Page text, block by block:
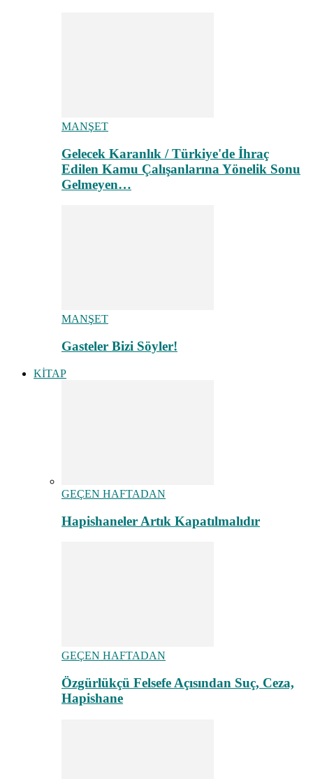
MANŞET
Gelecek Karanlık / Türkiye'de İhraç
Edilen Kamu Çalışanlarına Yönelik Sonu
Gelmeyen…
MANŞET
Gasteler Bizi Söyler!
KİTAP
GEÇEN HAFTADAN
Hapishaneler Artık Kapatılmalıdır
GEÇEN HAFTADAN
Özgürlükçü Felsefe Açısından Suç, Ceza,
Hapishane